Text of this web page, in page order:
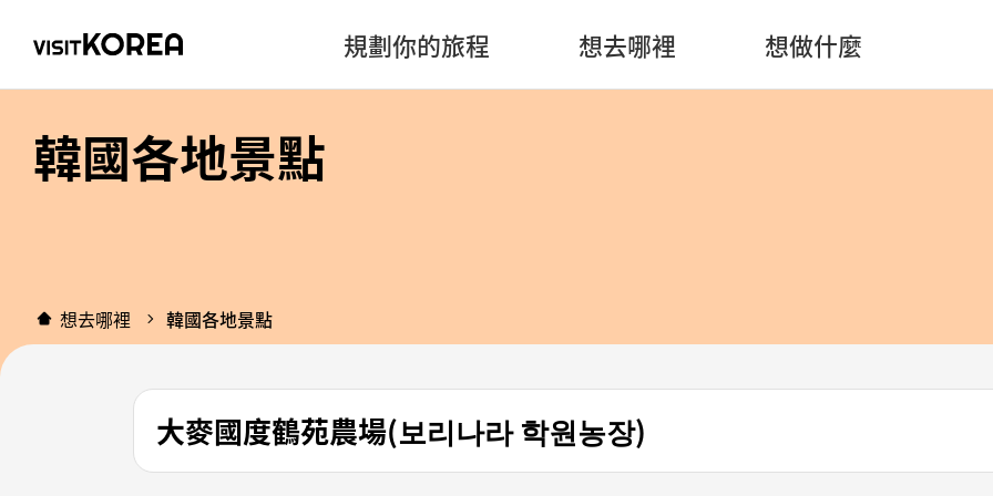
規劃你的旅程 想去哪裡 想做什麼
韓國各地景點
想去哪裡 韓國各地景點
大麥國度鶴苑農場(보리나라 학원농장)